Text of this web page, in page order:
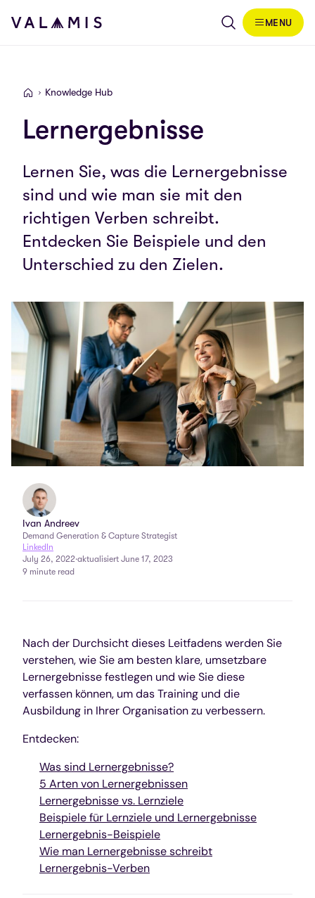
Skip to content
Valamis
MENU
ValamisKnowledge Hub
Lernergebnisse
Lernen Sie, was die Lernergebnisse
sind und wie man sie mit den
richtigen Verben schreibt.
Entdecken Sie Beispiele und den
Unterschied zu den Zielen.
Ivan Andreev
Demand Generation & Capture Strategist
LinkedIn
July 26, 2022·aktualisiert June 17, 2023
9 minute read
Nach der Durchsicht dieses Leitfadens werden Sie
verstehen, wie Sie am besten klare, umsetzbare
Lernergebnisse festlegen und wie Sie diese
verfassen können, um das Training und die
Ausbildung in Ihrer Organisation zu verbessern.
Entdecken:
Was sind Lernergebnisse?
5 Arten von Lernergebnissen
Lernergebnisse vs. Lernziele
Beispiele für Lernziele und Lernergebnisse
Lernergebnis-Beispiele
Wie man Lernergebnisse schreibt
Lernergebnis-Verben